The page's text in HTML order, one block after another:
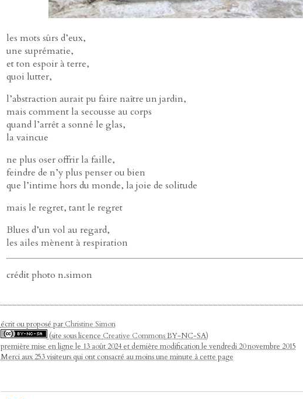
les mots sûrs d’eux,
une suprématie,
et ton espoir à terre,
quoi lutter,
l’abstraction aurait pu faire naître un jardin,
mais comment la secousse au corps
quand l’arrêt a sonné le glas,
la vaincue
ne plus oser offrir la faille,
feindre de n’y plus penser ou bien
que l’intime hors du monde, la joie de solitude
mais le regret, tant le regret
Blues d’un vol au regard,
les ailes mènent à respiration
crédit photo n.simon
écrit ou proposé parChristine Simon
(site sous licence Creative CommonsBY-NC-SA)
première mise en ligne le 13 août 2024 et dernière modification le vendredi 20 novembre 2015
Merci aux 253 visiteurs qui ont consacré au moins une minute à cette page